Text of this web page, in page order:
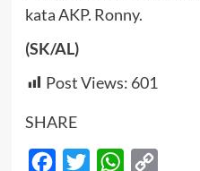
kata AKP. Ronny.
(SK/AL)
Post Views: 601
SHARE
Facebook
Twitter WhatsApp